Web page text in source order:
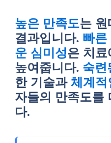
높은 만족도는
결과입니다. 빠른
운 심미성은 치
높여줍니다. 숙련
한 기술과체계적
자들의 만족도를
다.